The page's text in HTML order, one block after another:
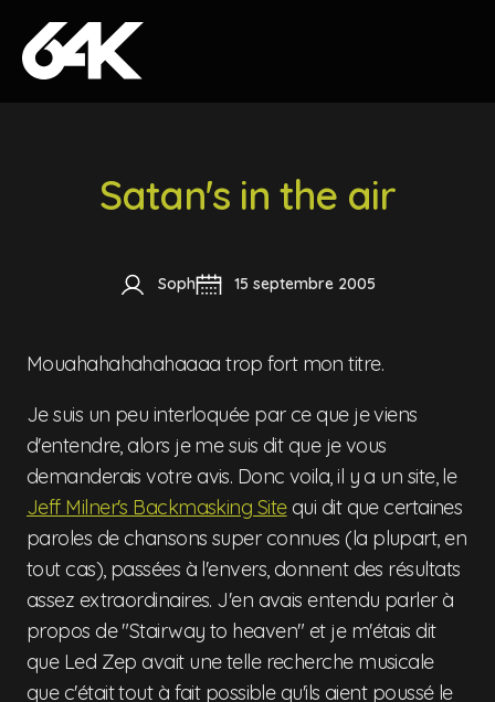
Skip to content
Satan's in the air
Soph 15 septembre 2005
Mouahahahahahaaaa trop fort mon titre.
Je suis un peu interloquée par ce que je viens
d'entendre, alors je me suis dit que je vous
demanderais votre avis. Donc voila, il y a un site, le
Jeff Milner's Backmasking Sitequi dit que certaines
paroles de chansons super connues (la plupart, en
tout cas), passées à l'envers, donnent des résultats
assez extraordinaires. J'en avais entendu parler à
propos de "Stairway to heaven" et je m'étais dit
que Led Zep avait une telle recherche musicale
que c'était tout à fait possible qu'ils aient poussé le